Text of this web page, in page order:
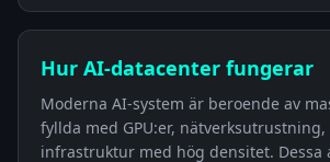
Hur AI-datacenter fungerar
Moderna AI-system är beroende av
fyllda med GPU:er, nätverksutrustning,
infrastruktur med hög densitet.